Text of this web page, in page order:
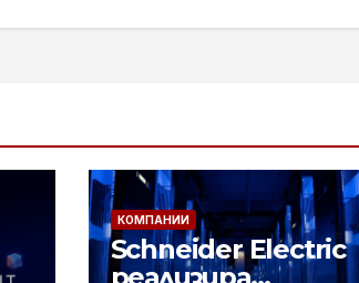
КОМПАНИИ
Schneider Electric
реализира